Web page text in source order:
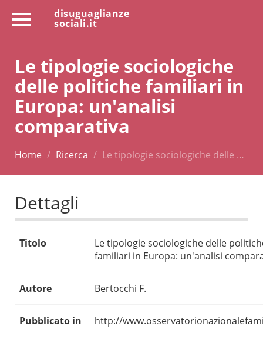
disuguaglianze
sociali.it
Le tipologie sociologiche
delle politiche familiari in
Europa: un'analisi
comparativa
Home Ricerca Le tipologie sociologiche delle …
Dettagli
Titolo
Le tipologie sociologiche delle
familiari in Europa: un'analisi
Autore Bertocchi F.
Pubblicato in http://